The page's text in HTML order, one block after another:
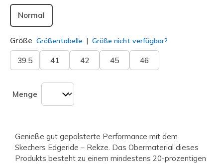
Normal
Größe Größentabelle Größe nicht verfügbar?
39.5 41 42 45 46
Menge
Genieße gut gepolsterte Performance mit dem
Skechers Edgeride – Rekze. Das Obermaterial dieses
Produkts besteht zu einem mindestens 20-prozentigen